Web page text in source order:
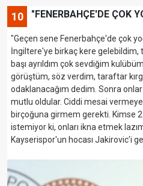
10 "FENERBAHÇE'DE ÇOK
"Geçen sene Fenerbahçe'de çok
İngiltere'ye birkaç kere gelebildim,
başı ayrıldım çok sevdiğim
görüştüm, söz verdim, taraftar
odaklanacağım dedim. Sonra
mutlu oldular. Ciddi mesai
birçoğuna girmem gerekti. Kimse
istemiyor ki, onları ikna etmek
Kayserispor'un hocası Jakirovic'i